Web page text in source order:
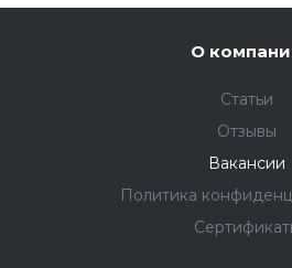
О
Статьи
Отзывы
Вакансии
Политика